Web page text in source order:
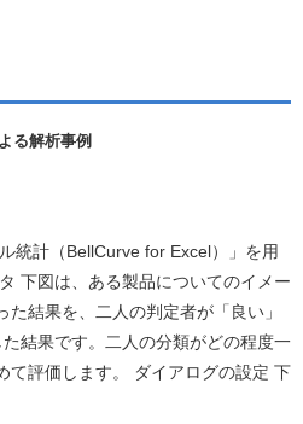
る解析事例
統計（BellCurve for Excel）」を用
下図は、ある製品についてのイメー
結果を、二人の判定者が「良い」
結果です。二人の分類がどの程度一
て評価します。 ダイアログの設定 下